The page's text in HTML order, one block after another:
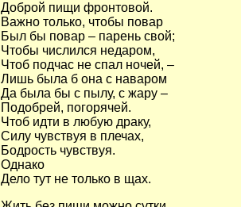
Доброй пищи фронтовой.
Важно только, чтобы повар
Был бы повар – парень свой;
Чтобы числился недаром,
Чтоб подчас не спал ночей, –
Лишь была б она с наваром
Да была бы с пылу, с жару –
Подобрей, погорячей.
Чтоб идти в любую драку,
Силу чувствуя в плечах,
Бодрость чувствуя.
Однако
Дело тут не только в щах.